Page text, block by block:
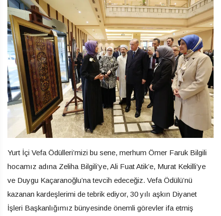
Yurt İçi Vefa Ödülleri’mizi bu sene, merhum Ömer Faruk Bilgili
hocamız adına Zeliha Bilgili’ye, Ali Fuat Atik’e, Murat Kekilli’ye
ve Duygu Kaçaranoğlu’na tevcih edeceğiz. Vefa Ödülü’nü
kazanan kardeşlerimi de tebrik ediyor, 30 yılı aşkın Diyanet
İşleri Başkanlığımız bünyesinde önemli görevler ifa etmiş